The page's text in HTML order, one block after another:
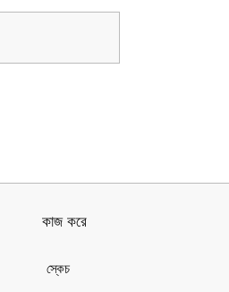
কাজ করে
স্কেচ